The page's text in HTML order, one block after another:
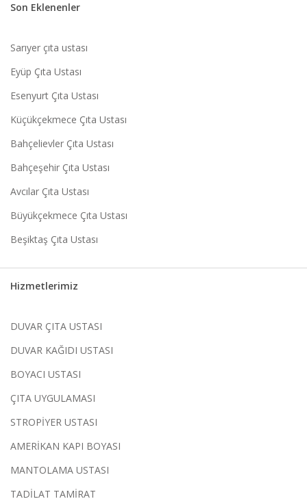
Son Eklenenler
Sarıyer çıta ustası
Eyüp Çıta Ustası
Esenyurt Çıta Ustası
Küçükçekmece Çıta Ustası
Bahçelievler Çıta Ustası
Bahçeşehir Çıta Ustası
Avcılar Çıta Ustası
Büyükçekmece Çıta Ustası
Beşiktaş Çıta Ustası
Hizmetlerimiz
DUVAR ÇITA USTASI
DUVAR KAĞIDI USTASI
BOYACI USTASI
ÇITA UYGULAMASI
STROPİYER USTASI
AMERİKAN KAPI BOYASI
MANTOLAMA USTASI
TADİLAT TAMİRAT